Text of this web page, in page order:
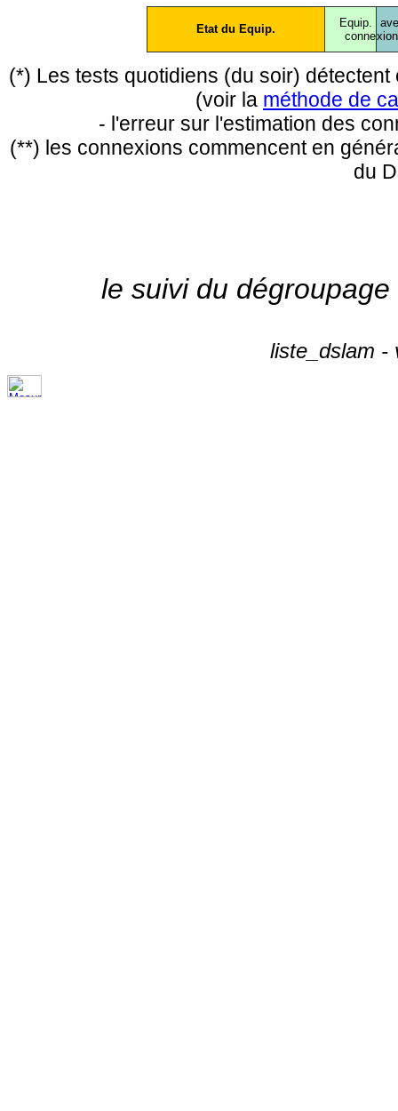
Etat du Equip.
Equip.
conne
(*) Les tests quotidiens (du soir)
(voir la méthode de
- l'erreur sur l'estimation des
(**) les connexions commencent en
du
le suivi du
liste_dslam -